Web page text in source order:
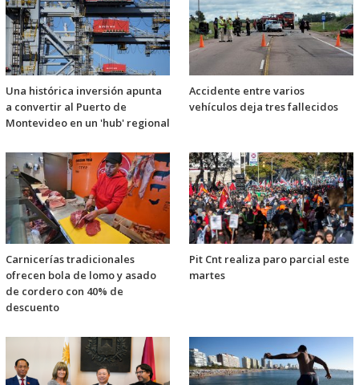
Una histórica inversión apunta
a convertir al Puerto de
Montevideo en un 'hub' regional
Accidente entre varios
vehículos deja tres fallecidos
Carnicerías tradicionales
ofrecen bola de lomo y asado
de cordero con 40% de
descuento
Pit Cnt realiza paro parcial este
martes